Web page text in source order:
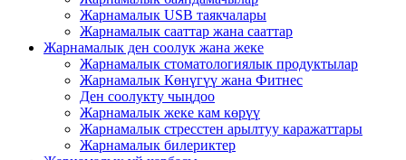
Жарнамалык USB таякчалары
Жарнамалык сааттар жана сааттар
Жарнамалык ден соолук жана жеке
Жарнамалык стоматологиялык продуктылар
Жарнамалык Көнүгүү жана Фитнес
Ден соолукту чыңдоо
Жарнамалык жеке кам көрүү
Жарнамалык стресстен арылтуу каражаттары
Жарнамалык билериктер